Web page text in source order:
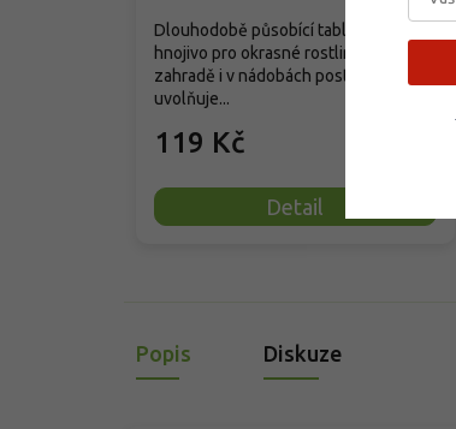
119 Kč
Detail
Dlouhodobě působící tabletové
hnojivo pro okrasné rostliny v
zahradě i v nádobách postupně
uvolňuje...
Popis Diskuze